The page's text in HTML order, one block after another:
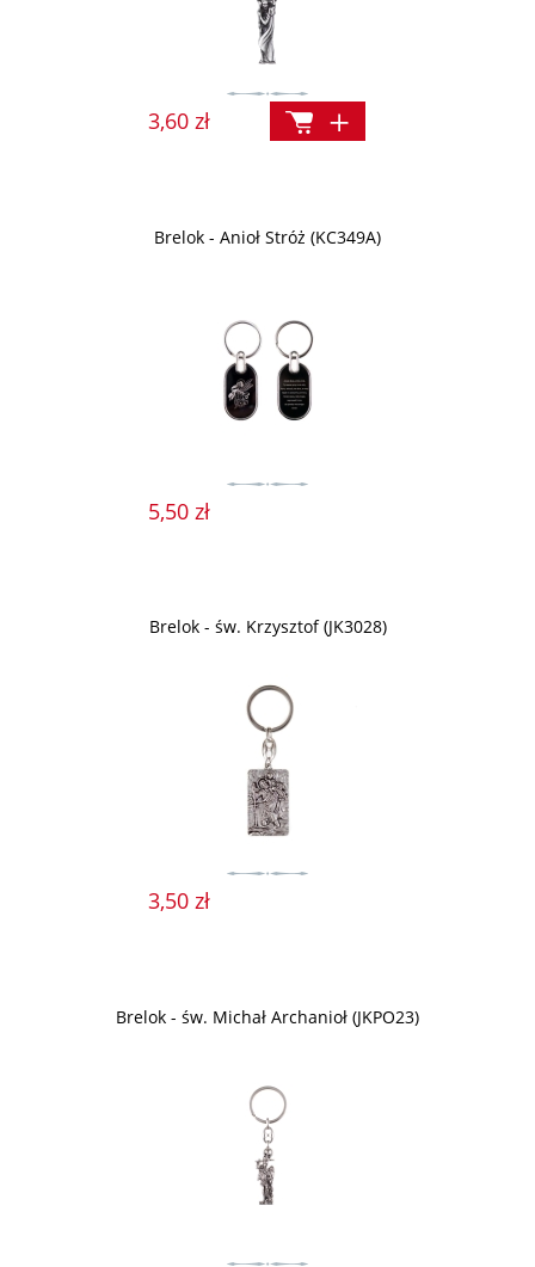
3,60 zł
Brelok - Anioł Stróż (KC349A)
5,50 zł
Brelok - św. Krzysztof (JK3028)
3,50 zł
Brelok - św. Michał Archanioł (JKPO23)